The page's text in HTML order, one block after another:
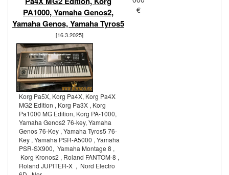
PA1000, Yamaha Genos2,
Yamaha Genos, Yamaha Tyros5
[16.3.2025]
Korg Pa5X, Korg Pa4X, Korg Pa4X
MG2 Edition , Korg Pa3X , Korg
Pa1000 MG Edition, Korg PA-1000,
Yamaha Genos2 76-key, Yamaha
Genos 76-Key , Yamaha Tyros5 76-
Key , Yamaha PSR-A5000 , Yamaha
PSR-SX900, Yamaha Montage 8 ,
Korg Kronos2 , Roland FANTOM-8 ,
Roland JUPITER-X , Nord Electro
€